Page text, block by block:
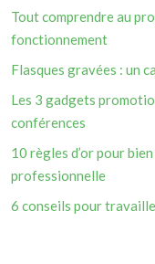
Tout comprendre au
fonctionnement
Flasques gravées : un
Les 3 gadgets
conférences
10 règles d’or pour
professionnelle
6 conseils pour